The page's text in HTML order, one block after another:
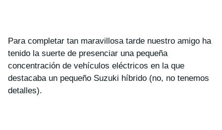
Para completar tan maravillosa tarde nuestro amigo ha
tenido la suerte de presenciar una pequeña
concentración de vehículos eléctricos en la que
destacaba un pequeño Suzuki híbrido (no, no tenemos
detalles).